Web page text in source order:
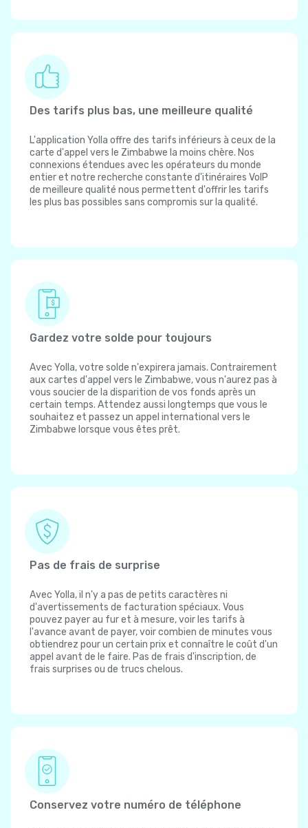
Des tarifs plus bas, une meilleure qualité
L'application Yolla offre des tarifs inférieurs à ceux de la
carte d'appel vers le Zimbabwe la moins chère. Nos
connexions étendues avec les opérateurs du monde
entier et notre recherche constante d'itinéraires VoIP
de meilleure qualité nous permettent d'offrir les tarifs
les plus bas possibles sans compromis sur la qualité.
Gardez votre solde pour toujours
Avec Yolla, votre solde n'expirera jamais. Contrairement
aux cartes d'appel vers le Zimbabwe, vous n'aurez pas à
vous soucier de la disparition de vos fonds après un
certain temps. Attendez aussi longtemps que vous le
souhaitez et passez un appel international vers le
Zimbabwe lorsque vous êtes prêt.
Pas de frais de surprise
Avec Yolla, il n'y a pas de petits caractères ni
d'avertissements de facturation spéciaux. Vous
pouvez payer au fur et à mesure, voir les tarifs à
l'avance avant de payer, voir combien de minutes vous
obtiendrez pour un certain prix et connaître le coût d'un
appel avant de le faire. Pas de frais d'inscription, de
frais surprises ou de trucs chelous.
Conservez votre numéro de téléphone